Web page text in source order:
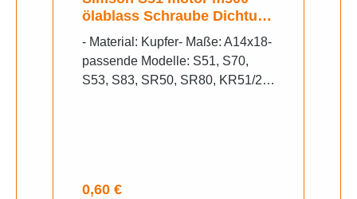
ölablass Schraube Dichtung
Kupfer
- Material: Kupfer- Maße: A14x18-
passende Modelle: S51, S70,
S53, S83, SR50, SR80, KR51/2-
Regulärer Preis:
0,60 €